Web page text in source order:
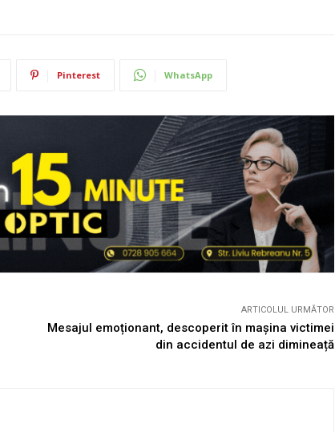
Pinterest WhatsApp
ARTICOLUL URMĂTOR
Mesajul emoționant, descoperit în mașina victimei
din accidentul de azi dimineață